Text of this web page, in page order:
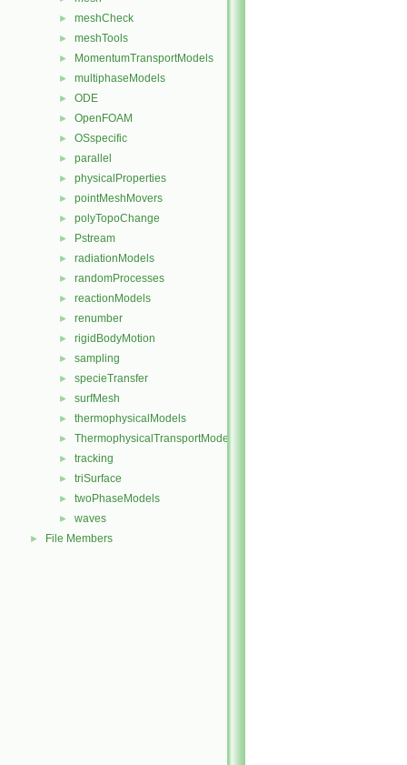
► meshCheck
► meshTools
► MomentumTransportModels
► multiphaseModels
► ODE
► OpenFOAM
► OSspecific
► parallel
► physicalProperties
► pointMeshMovers
► polyTopoChange
► Pstream
► radiationModels
► randomProcesses
► reactionModels
► renumber
► rigidBodyMotion
► sampling
► specieTransfer
► surfMesh
► thermophysicalModels
► ThermophysicalTransportModels
► tracking
► triSurface
► twoPhaseModels
► waves
► File Members